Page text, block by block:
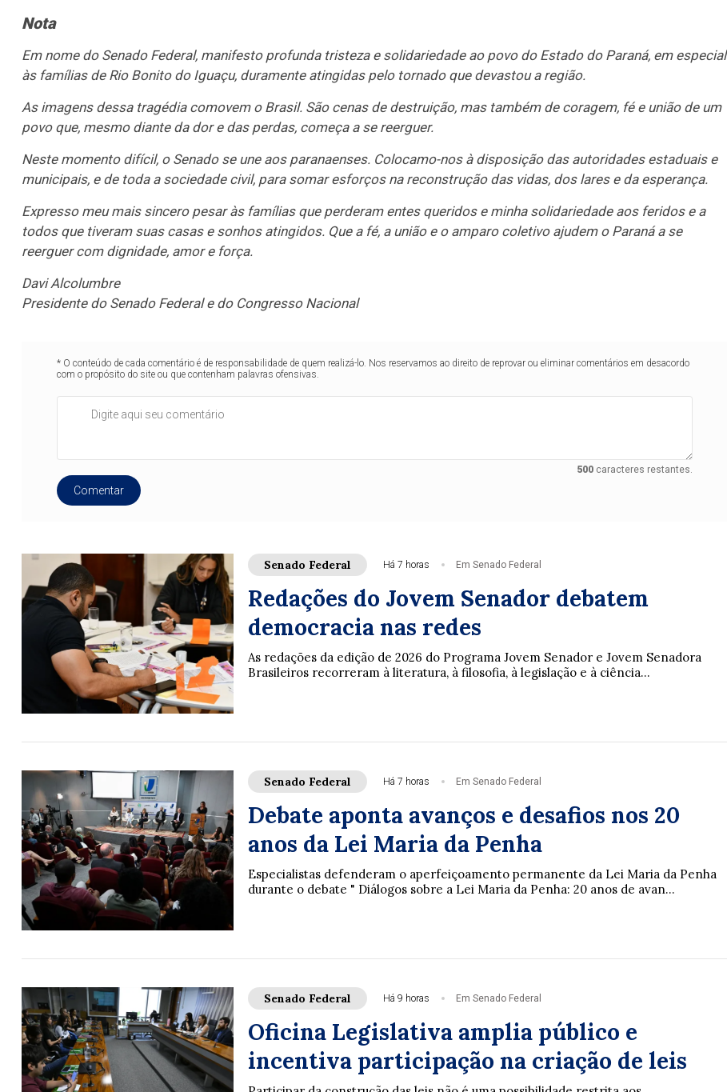
Nota
Em nome do Senado Federal, manifesto profunda tristeza e solidariedade ao povo do Estado do Paraná, em especial
às famílias de Rio Bonito do Iguaçu, duramente atingidas pelo tornado que devastou a região.
As imagens dessa tragédia comovem o Brasil. São cenas de destruição, mas também de coragem, fé e união de um
povo que, mesmo diante da dor e das perdas, começa a se reerguer.
Neste momento difícil, o Senado se une aos paranaenses. Colocamo-nos à disposição das autoridades estaduais e
municipais, e de toda a sociedade civil, para somar esforços na reconstrução das vidas, dos lares e da esperança.
Expresso meu mais sincero pesar às famílias que perderam entes queridos e minha solidariedade aos feridos e a
todos que tiveram suas casas e sonhos atingidos. Que a fé, a união e o amparo coletivo ajudem o Paraná a se
reerguer com dignidade, amor e força.
Davi Alcolumbre
Presidente do Senado Federal e do Congresso Nacional
* O conteúdo de cada comentário é de responsabilidade de quem realizá-lo. Nos reservamos ao direito de reprovar ou eliminar comentários em desacordo
com o propósito do site ou que contenham palavras ofensivas.
500caracteres restantes.
Comentar
Senado Federal Há 7 horas Em Senado Federal
Redações do Jovem Senador debatem
democracia nas redes
As redações da edição de 2026 do Programa Jovem Senador e Jovem Senadora
Brasileiros recorreram à literatura, à filosofia, à legislação e à ciência...
Senado Federal Há 7 horas Em Senado Federal
Debate aponta avanços e desafios nos 20
anos da Lei Maria da Penha
Especialistas defenderam o aperfeiçoamento permanente da Lei Maria da Penha
durante o debate " Diálogos sobre a Lei Maria da Penha: 20 anos de avan...
Senado Federal Há 9 horas Em Senado Federal
Oficina Legislativa amplia público e
incentiva participação na criação de leis